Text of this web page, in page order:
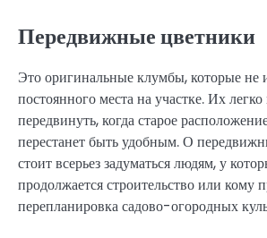
Передвижные цветники
Это оригинальные клумбы, которые не
постоянного места на участке. Их
передвинуть, когда старое
перестанет быть удобным. О
стоит всерьез задуматься людям, у
продолжается строительство или кому
перепланировка садово-огородных